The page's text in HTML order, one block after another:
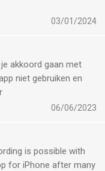
into before
my account03/01/2024
akkoord gaan met
niet gebruiken en
06/06/2023
is possible with
for iPhone after many